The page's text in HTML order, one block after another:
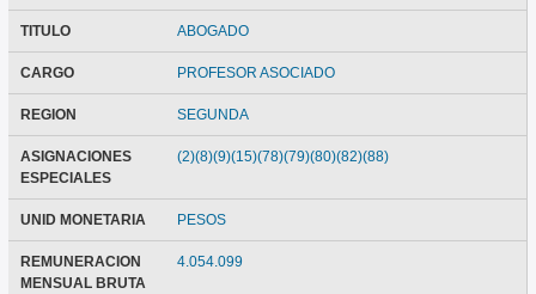
TITULO ABOGADO
CARGO PROFESOR ASOCIADO
REGION SEGUNDA
ASIGNACIONES
ESPECIALES
(2)(8)(9)(15)(78)(79)(80)(82)(88)
UNID MONETARIA PESOS
REMUNERACION
MENSUAL BRUTA
4.054.099